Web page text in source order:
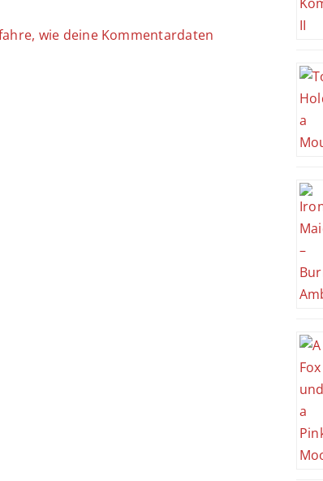
wie deine Kommentardaten